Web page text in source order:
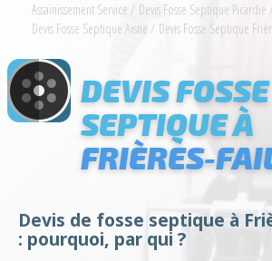
Assainissement Service / Devis Fosse Septique Picardie /
Devis Fosse Septique Aisne / Devis Fosse Septique
DEVIS FOSSE
SEPTIQUE À
FRIÈRES-
Devis de fosse septique à
: pourquoi, par qui ?